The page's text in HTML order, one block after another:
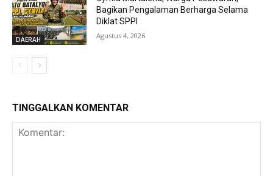
DAERAH
Bagikan Pengalaman Berharga Selama
Diklat SPPI
Agustus 4, 2026
TINGGALKAN KOMENTAR